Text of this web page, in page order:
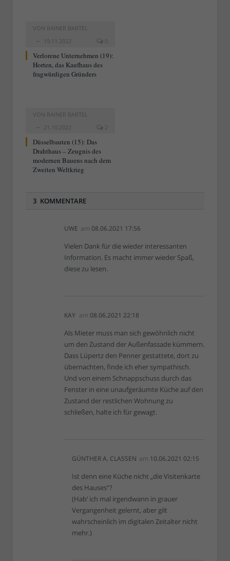
VON RAINER BARTEL
19.11.2022
0
Verlorene Unternehmen (19):
Horten, das Kaufhaus des
fragwürdigen Gründers
VON RAINER BARTEL
21.10.2022
2
Düsselbauten (15): Das
Drahthaus – Zeugnis des
modernen Bauens nach dem
Zweiten Weltkrieg
3 KOMMENTARE
UWE am 08.06.2021 17:56
Vielen Dank für die wieder interessanten
Information. Es macht immer wieder Spaß,
diese zu lesen.
KAY am 08.06.2021 22:18
Als Mieter muss man sich gewöhnlich nicht
um den Zustand der Außenfassade kümmern.
Dass Lüpertz den Penner gestattete, dort zu
übernachten, finde ich eher sympathisch.
Und von einem Schnappschuss durch das
Fenster in eine unaufgeräumte Küche auf den
Zustand der restlichen Wohnung zu
schließen, halte ich für gewagt.
GÜNTHER A. CLASSEN am 10.06.2021 02:15
Ist denn eine Küche nicht „die Visitenkarte
des Hauses“?
(Hab‘ ich mal irgendwann in grauer
Vergangenheit gelernt, aber gilt
wahrscheinlich im digitalen Zeitalter nicht
mehr.)